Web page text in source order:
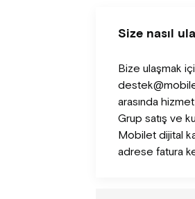
Size nasıl
Bize ulaşmak
arasında
Grup satış ve
Mobilet dijital
adrese fatura